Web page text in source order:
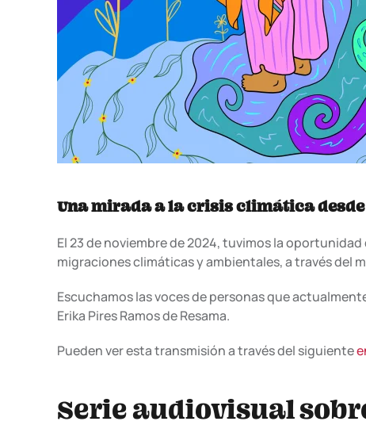
Una mirada a la crisis climática
El 23 de noviembre de 2024, tuvimos la
migraciones climáticas y ambientales, a través del
Escuchamos las voces de personas que
Erika Pires Ramos de Resama.
Pueden ver esta transmisión a través del siguiente
Serie audiovisual